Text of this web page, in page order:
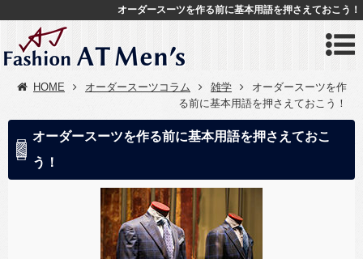
オーダースーツを作る前に基本用語を押さえておこう！
HOME オーダースーツコラム 雑学
オーダースーツを作
る前に基本用語を押さえておこう！
オーダースーツを作る前に基本用語を押さえておこ
う！